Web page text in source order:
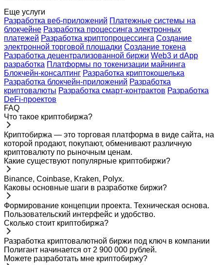
Еще услуги
Разработка веб-приложений Платежные системы на
блокчейне Разработка процессинга электронных
платежей Разработка криптопроцессинга Создание
электронной торговой площадки Создание токена
Разработка децентрализованной биржи Web3 и dApp
разработка Платформы по токенизации майнинга
Блокчейн-консалтинг Разработка криптокошелька
Разработка блокчейн-приложений Разработка
криптовалюты Разработка смарт-контрактов Разработка
DeFi-проектов
FAQ
Что такое криптобиржа?
Криптобиржа — это торговая платформа в виде сайта, на
которой продают, покупают, обменивают различную
криптовалюту по рыночным ценам.
Какие существуют популярные криптобиржи?
Binance, Coinbase, Kraken, Polyx.
Каковы основные шаги в разработке биржи?
Формирование концепции проекта. Техническая основа.
Пользовательский интерфейс и удобство.
Сколько стоит криптобиржа?
Разработка криптовалютной биржи под ключ в компании
Полигант начинается от 2 900 000 рублей.
Можете разработать мне криптобиржу?